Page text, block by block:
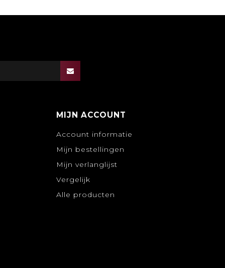
MIJN ACCOUNT
Account informatie
Mijn bestellingen
Mijn verlanglijst
Vergelijk
Alle producten